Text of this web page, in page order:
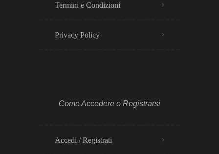
Termini e Condizioni
Privacy Policy​
Come Accedere o Registrarsi
Accedi / Registrati